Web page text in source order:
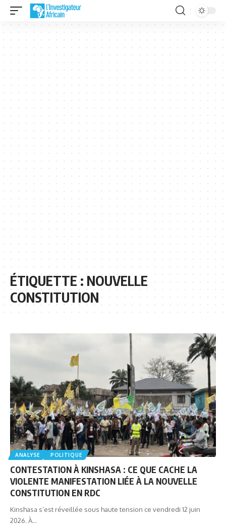
ÉTIQUETTE :NOUVELLE
CONSTITUTION
ANALYSE POLITIQUE
CONTESTATION À KINSHASA : CE QUE CACHE LA
VIOLENTE MANIFESTATION LIÉE À LA NOUVELLE
CONSTITUTION EN RDC
Kinshasa s’est réveillée sous haute tension ce vendredi 12 juin
2026. À…